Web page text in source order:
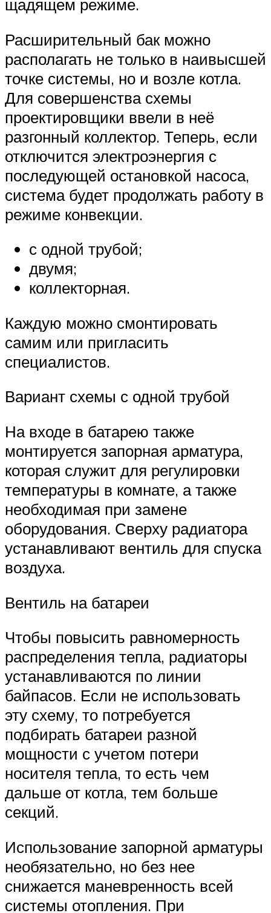
щадящем режиме.
Расширительный бак можно
располагать не только в наивысшей
точке системы, но и возле котла.
Для совершенства схемы
проектировщики ввели в неё
разгонный коллектор. Теперь, если
отключится электроэнергия с
последующей остановкой насоса,
система будет продолжать работу в
режиме конвекции.
с одной трубой;
двумя;
коллекторная.
Каждую можно смонтировать
самим или пригласить
специалистов.
Вариант схемы с одной трубой
На входе в батарею также
монтируется запорная арматура,
которая служит для регулировки
температуры в комнате, а также
необходимая при замене
оборудования. Сверху радиатора
устанавливают вентиль для спуска
воздуха.
Вентиль на батареи
Чтобы повысить равномерность
распределения тепла, радиаторы
устанавливаются по линии
байпасов. Если не использовать
эту схему, то потребуется
подбирать батареи разной
мощности с учетом потери
носителя тепла, то есть чем
дальше от котла, тем больше
секций.
Использование запорной арматуры
необязательно, но без нее
снижается маневренность всей
системы отопления. При